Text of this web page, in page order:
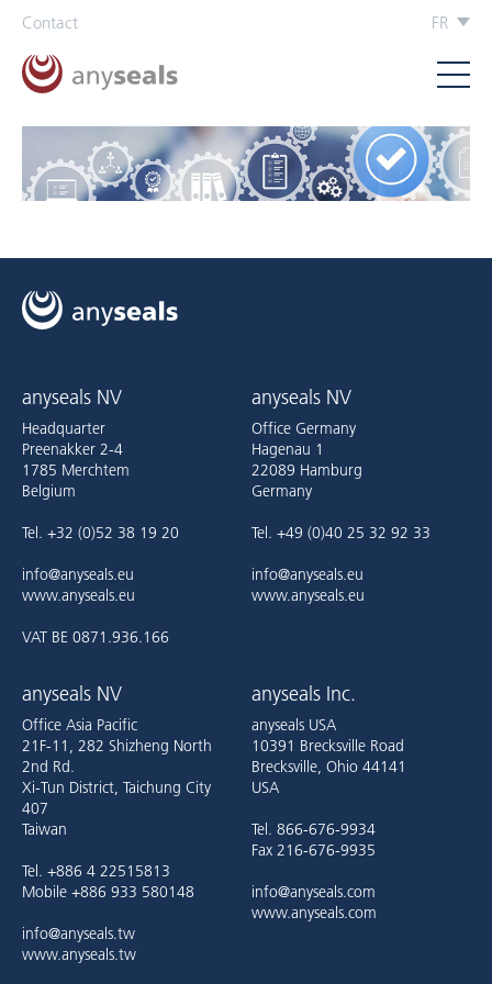
Contact FR
anyseals NV
Headquarter
Preenakker 2-4
1785 Merchtem
Belgium
Tel. +32 (0)52 38 19 20
info@anyseals.eu
www.anyseals.eu
VAT BE 0871.936.166
anyseals NV
Office Germany
Hagenau 1
22089 Hamburg
Germany
Tel. +49 (0)40 25 32 92 33
info@anyseals.eu
www.anyseals.eu
anyseals NV
Office Asia Pacific
21F-11, 282 Shizheng North
2nd Rd.
Xi-Tun District, Taichung City
407
Taiwan
Tel. +886 4 22515813
Mobile +886 933 580148
info@anyseals.tw
www.anyseals.tw
anyseals Inc.
anyseals USA
10391 Brecksville Road
Brecksville, Ohio 44141
USA
Tel. 866-676-9934
Fax 216-676-9935
info@anyseals.com
www.anyseals.com